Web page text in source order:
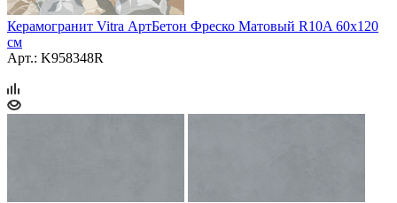
Керамогранит Vitra АртБетон Фреско Матовый R10A 60x120
см
Арт.: K958348R